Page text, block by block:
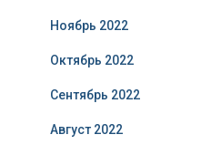
Ноябрь 2022
Октябрь 2022
Сентябрь 2022
Август 2022